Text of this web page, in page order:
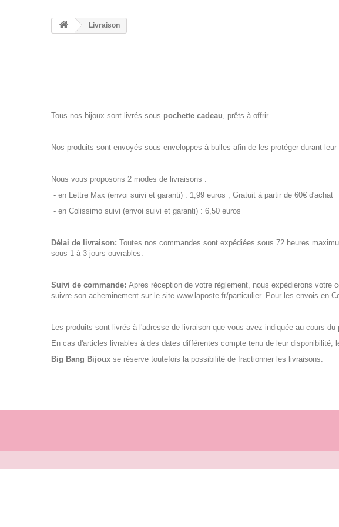
Livraison
Tous nos bijoux sont livrés sous pochette cadeau, prêts à offrir.
Nos produits sont envoyés sous enveloppes à bulles afin de les protéger durant
Nous vous proposons 2 modes de livraisons :
- en Lettre Max (envoi suivi et garanti) : 1,99 euros ; Gratuit à partir de 60€ d'achat
- en Colissimo suivi (envoi suivi et garanti) : 6,50 euros
Délai de livraison: Toutes nos commandes sont expédiées sous 72 heures
sous 1 à 3 jours ouvrables.
Suivi de commande: Apres réception de votre règlement, nous expédierons votre
suivre son acheminement sur le site www.laposte.fr/particulier. Pour les envois en
Les produits sont livrés à l'adresse de livraison que vous avez indiquée au cours du
En cas d'articles livrables à des dates différentes compte tenu de leur disponibilité,
Big Bang Bijoux se réserve toutefois la possibilité de fractionner les livraisons.